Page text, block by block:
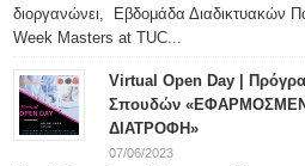
διοργανώνει, Εβδομάδα Διαδικτυακών
Week Masters at TUC...
Virtual Open Day |
Σπουδών
ΔΙΑΤΡΟΦΗ»
07/06/2023